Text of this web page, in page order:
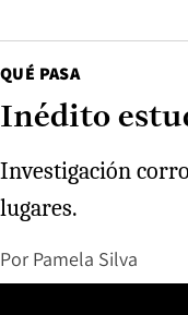
QUÉ PASA
Inédito
Investigación
lugares.
Por Pamela Silva